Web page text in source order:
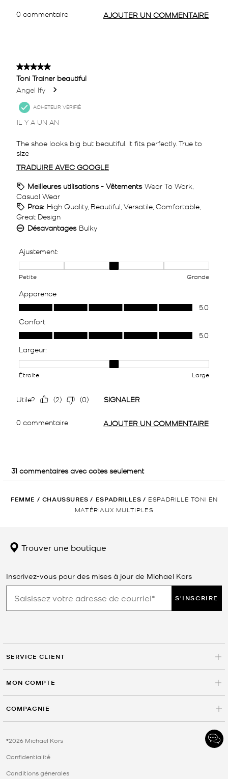
FEMME / CHAUSSURES / ESPADRILLES / ESPADRILLE TONI EN
MATÉRIAUX MULTIPLES
Trouver une boutique
Inscrivez-vous pour des mises à jour de Michael Kors
S'INSCRIRE
SERVICE CLIENT
MON COMPTE
COMPAGNIE
©2026 Michael Kors
Confidentialité
Conditions génerales